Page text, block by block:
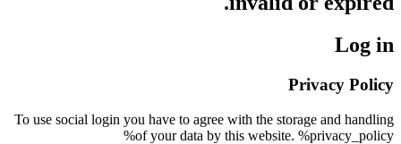
Log in
Privacy Policy
To use social login you have to agree with the storage and handling
of your data by this website. %privacy_policy%